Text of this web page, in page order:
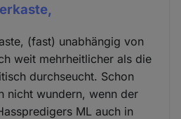
(fast) unabhängig von
weit mehrheitlicher als die
durchseucht. Schon
nicht wundern, wenn der
ML auch in